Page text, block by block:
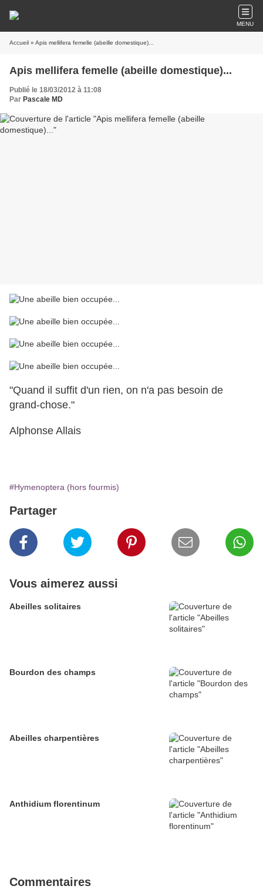
MENU
Accueil » Apis mellifera femelle (abeille domestique)...
Apis mellifera femelle (abeille domestique)...
Publié le 18/03/2012 à 11:08
Par Pascale MD
"Quand il suffit d'un rien, on n'a pas besoin de
grand-chose."
Alphonse Allais
#Hymenoptera (hors fourmis)
Partager
Vous aimerez aussi
Abeilles solitaires
Bourdon des champs
Abeilles charpentières
Anthidium florentinum
Commentaires